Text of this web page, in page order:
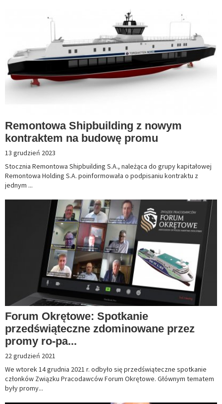
Remontowa Shipbuilding z nowym
kontraktem na budowę promu
13 grudzień 2023
Stocznia Remontowa Shipbuilding S.A., należąca do grupy kapitałowej
Remontowa Holding S.A. poinformowała o podpisaniu kontraktu z
jednym ...
Forum Okrętowe: Spotkanie
przedświąteczne zdominowane przez
promy ro-pa...
22 grudzień 2021
We wtorek 14 grudnia 2021 r. odbyło się przedświąteczne spotkanie
członków Związku Pracodawców Forum Okrętowe. Głównym tematem
były promy...